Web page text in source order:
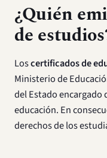
¿Quién
de
Loscertificados de
Ministerio de
del Estado
educación. En
derechos de los